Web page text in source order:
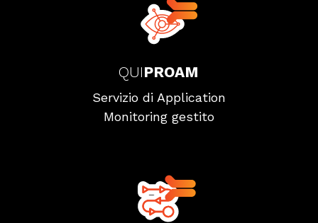
QUIPROAM
Servizio di Application
Monitoring gestito